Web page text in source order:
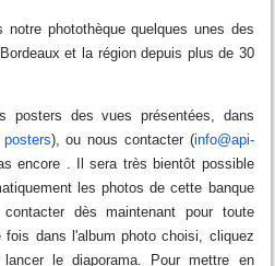
notre photothèque quelques unes des
et la région depuis plus de 30
posters des vues présentées, dans
), ou nous contacter (info@api-
encore . Il sera très bientôt possible
les photos de cette banque
dès maintenant pour toute
fois dans l'album photo choisi, cliquez
le diaporama. Pour mettre en